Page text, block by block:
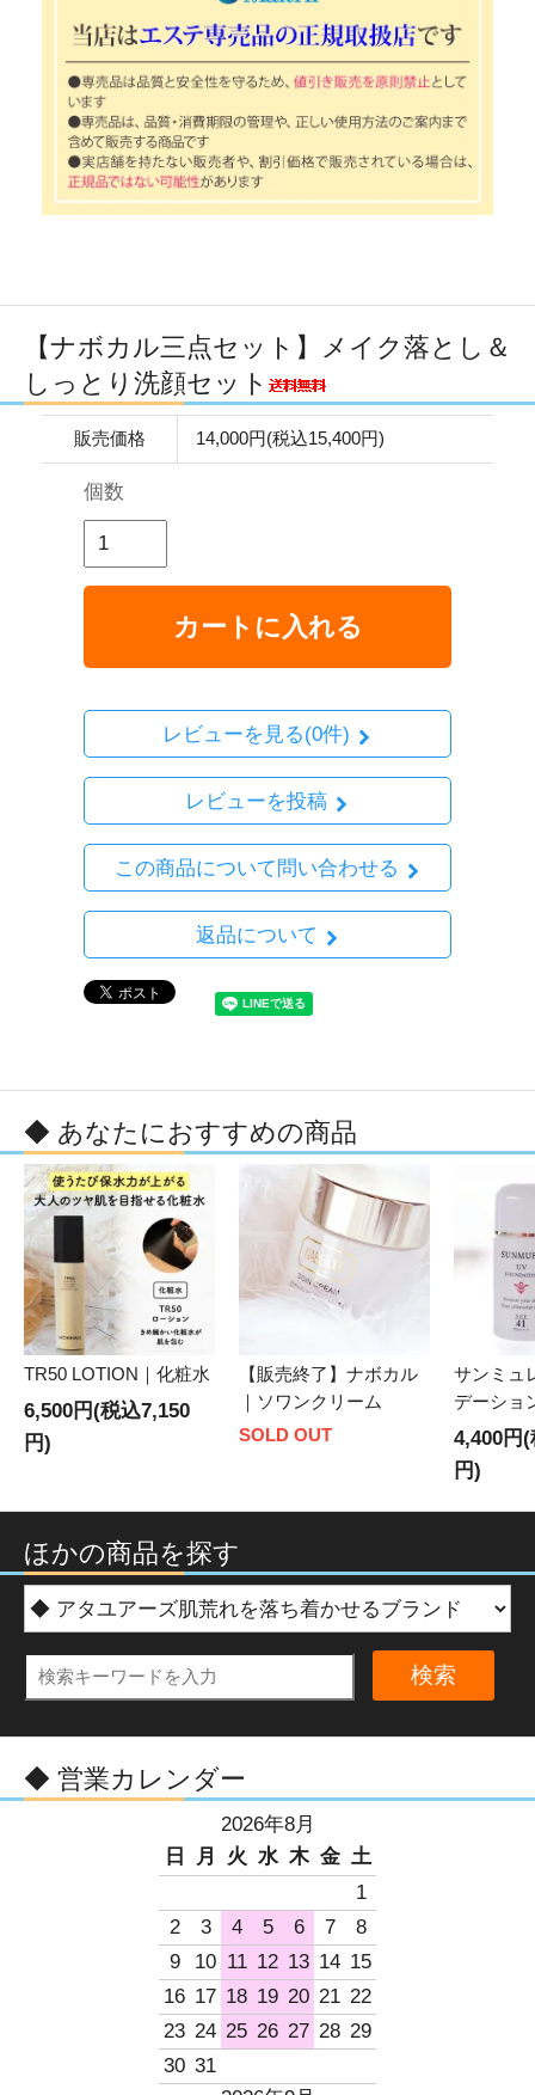
【ナボカル三点セット】メイク落とし＆
しっとり洗顔セット
販売価格 14,000円(税込15,400円)
個数
カートに入れる
レビューを見る(0件)
レビューを投稿
この商品について問い合わせる
返品について
◆ あなたにおすすめの商品
TR50 LOTION｜化粧水
6,500円(税込7,150
円)
【販売終了】ナボカル
｜ソワンクリーム
SOLD OUT
サンミュ
デーショ
4,400円
円)
ほかの商品を探す
検索
◆ 営業カレンダー
2026年8月
日
月 火 水 木 金 土
1
2
3 4 5 6 7
8
9
10 11 12 13 14 15
16 17 18 19 20 21 22
23 24 25 26 27 28 29
30 31